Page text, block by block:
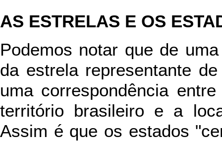
AS ESTRELAS E OS
Podemos notar que de
da estrela representante
uma correspondência
território brasileiro e a
Assim é que os estados